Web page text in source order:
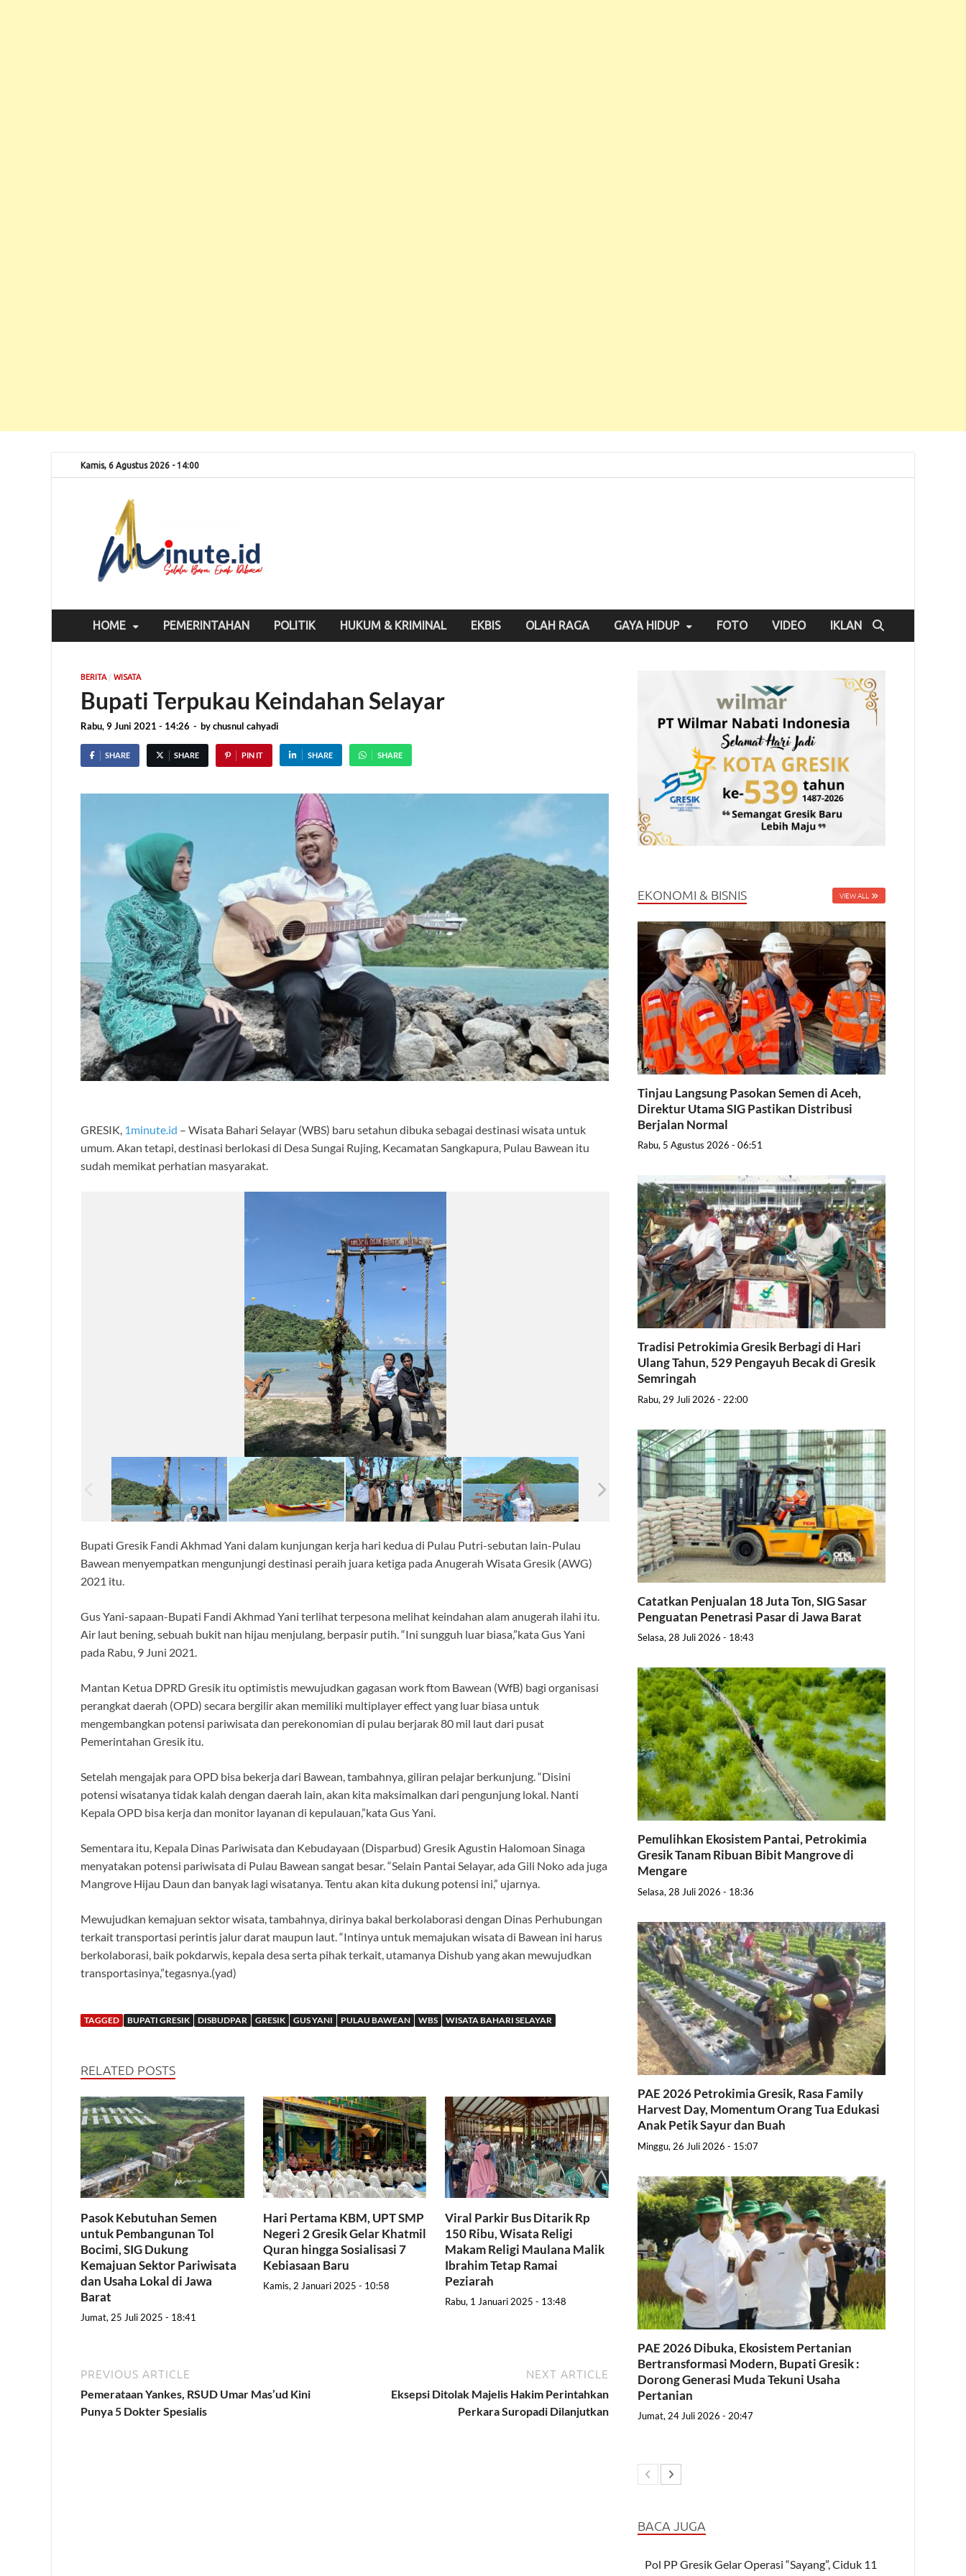
Kamis, 6 Agustus 2026 - 14:00
HOME PEMERINTAHAN POLITIK HUKUM & KRIMINAL EKBIS OLAH RAGA GAYA HIDUP FOTO VIDEO IKLAN
BERITA/ WISATA
Bupati Terpukau Keindahan Selayar
Rabu, 9 Juni 2021 - 14:26 - bychusnul cahyadi
SHARE SHARE PIN IT SHARE SHARE
GRESIK, 1minute.id – Wisata Bahari Selayar (WBS) baru setahun dibuka sebagai destinasi wisata untuk
umum. Akan tetapi, destinasi berlokasi di Desa Sungai Rujing, Kecamatan Sangkapura, Pulau Bawean itu
sudah memikat perhatian masyarakat.
Bupati Gresik Fandi Akhmad Yani dalam kunjungan kerja hari kedua di Pulau Putri-sebutan lain-Pulau
Bawean menyempatkan mengunjungi destinasi peraih juara ketiga pada Anugerah Wisata Gresik (AWG)
2021 itu.
Gus Yani-sapaan-Bupati Fandi Akhmad Yani terlihat terpesona melihat keindahan alam anugerah ilahi itu.
Air laut bening, sebuah bukit nan hijau menjulang, berpasir putih. “Ini sungguh luar biasa,”kata Gus Yani
pada Rabu, 9 Juni 2021.
Mantan Ketua DPRD Gresik itu optimistis mewujudkan gagasan work ftom Bawean (WfB) bagi organisasi
perangkat daerah (OPD) secara bergilir akan memiliki multiplayer effect yang luar biasa untuk
mengembangkan potensi pariwisata dan perekonomian di pulau berjarak 80 mil laut dari pusat
Pemerintahan Gresik itu.
Setelah mengajak para OPD bisa bekerja dari Bawean, tambahnya, giliran pelajar berkunjung. “Disini
potensi wisatanya tidak kalah dengan daerah lain, akan kita maksimalkan dari pengunjung lokal. Nanti
Kepala OPD bisa kerja dan monitor layanan di kepulauan,”kata Gus Yani.
Sementara itu, Kepala Dinas Pariwisata dan Kebudayaan (Disparbud) Gresik Agustin Halomoan Sinaga
menyatakan potensi pariwisata di Pulau Bawean sangat besar. “Selain Pantai Selayar, ada Gili Noko ada juga
Mangrove Hijau Daun dan banyak lagi wisatanya. Tentu akan kita dukung potensi ini,” ujarnya.
Mewujudkan kemajuan sektor wisata, tambahnya, dirinya bakal berkolaborasi dengan Dinas Perhubungan
terkait transportasi perintis jalur darat maupun laut. “Intinya untuk memajukan wisata di Bawean ini harus
berkolaborasi, baik pokdarwis, kepala desa serta pihak terkait, utamanya Dishub yang akan mewujudkan
transportasinya,”tegasnya.(yad)
TAGGED BUPATI GRESIK DISBUDPAR GRESIK GUS YANI PULAU BAWEAN WBS WISATA BAHARI SELAYAR
RELATED POSTS
Pasok Kebutuhan Semen
untuk Pembangunan Tol
Bocimi, SIG Dukung
Kemajuan Sektor Pariwisata
dan Usaha Lokal di Jawa
Barat
Jumat, 25 Juli 2025 - 18:41
Hari Pertama KBM, UPT SMP
Negeri 2 Gresik Gelar Khatmil
Quran hingga Sosialisasi 7
Kebiasaan Baru
Kamis, 2 Januari 2025 - 10:58
Viral Parkir Bus Ditarik Rp
150 Ribu, Wisata Religi
Makam Religi Maulana Malik
Ibrahim Tetap Ramai
Peziarah
Rabu, 1 Januari 2025 - 13:48
PREVIOUS ARTICLE
Pemerataan Yankes, RSUD Umar Mas’ud Kini
Punya 5 Dokter Spesialis
NEXT ARTICLE
Eksepsi Ditolak Majelis Hakim Perintahkan
Perkara Suropadi Dilanjutkan
EKONOMI & BISNIS VIEW ALL
Tinjau Langsung Pasokan Semen di Aceh,
Direktur Utama SIG Pastikan Distribusi
Berjalan Normal
Rabu, 5 Agustus 2026 - 06:51
Tradisi Petrokimia Gresik Berbagi di Hari
Ulang Tahun, 529 Pengayuh Becak di Gresik
Semringah
Rabu, 29 Juli 2026 - 22:00
Catatkan Penjualan 18 Juta Ton, SIG Sasar
Penguatan Penetrasi Pasar di Jawa Barat
Selasa, 28 Juli 2026 - 18:43
Pemulihkan Ekosistem Pantai, Petrokimia
Gresik Tanam Ribuan Bibit Mangrove di
Mengare
Selasa, 28 Juli 2026 - 18:36
PAE 2026 Petrokimia Gresik, Rasa Family
Harvest Day, Momentum Orang Tua Edukasi
Anak Petik Sayur dan Buah
Minggu, 26 Juli 2026 - 15:07
PAE 2026 Dibuka, Ekosistem Pertanian
Bertransformasi Modern, Bupati Gresik :
Dorong Generasi Muda Tekuni Usaha
Pertanian
Jumat, 24 Juli 2026 - 20:47
BACA JUGA
Pol PP Gresik Gelar Operasi “Sayang”, Ciduk 11